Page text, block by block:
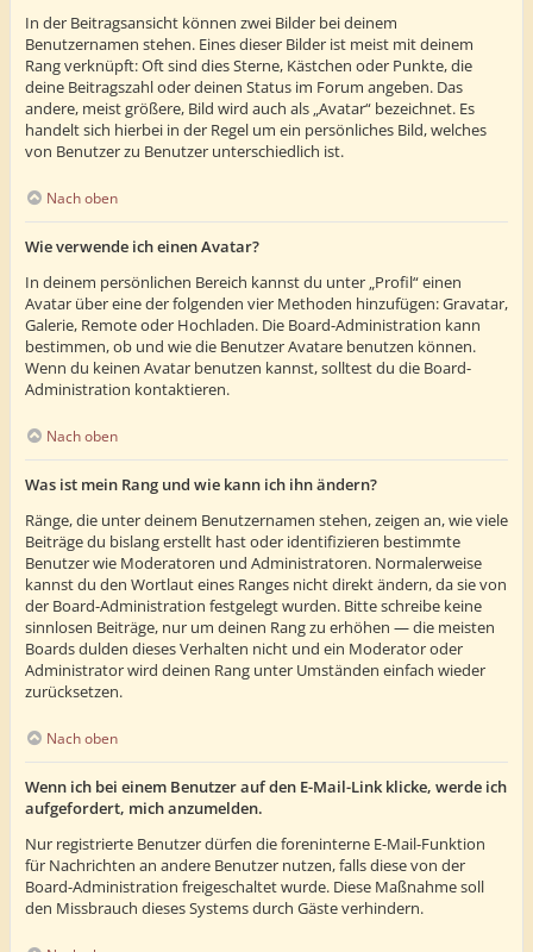
In der Beitragsansicht können zwei Bilder bei deinem
Benutzernamen stehen. Eines dieser Bilder ist meist mit deinem
Rang verknüpft: Oft sind dies Sterne, Kästchen oder Punkte, die
deine Beitragszahl oder deinen Status im Forum angeben. Das
andere, meist größere, Bild wird auch als „Avatar“ bezeichnet. Es
handelt sich hierbei in der Regel um ein persönliches Bild, welches
von Benutzer zu Benutzer unterschiedlich ist.
Nach oben
Wie verwende ich einen Avatar?
In deinem persönlichen Bereich kannst du unter „Profil“ einen
Avatar über eine der folgenden vier Methoden hinzufügen: Gravatar,
Galerie, Remote oder Hochladen. Die Board-Administration kann
bestimmen, ob und wie die Benutzer Avatare benutzen können.
Wenn du keinen Avatar benutzen kannst, solltest du die Board-
Administration kontaktieren.
Nach oben
Was ist mein Rang und wie kann ich ihn ändern?
Ränge, die unter deinem Benutzernamen stehen, zeigen an, wie viele
Beiträge du bislang erstellt hast oder identifizieren bestimmte
Benutzer wie Moderatoren und Administratoren. Normalerweise
kannst du den Wortlaut eines Ranges nicht direkt ändern, da sie von
der Board-Administration festgelegt wurden. Bitte schreibe keine
sinnlosen Beiträge, nur um deinen Rang zu erhöhen — die meisten
Boards dulden dieses Verhalten nicht und ein Moderator oder
Administrator wird deinen Rang unter Umständen einfach wieder
zurücksetzen.
Nach oben
Wenn ich bei einem Benutzer auf den E-Mail-Link klicke, werde ich
aufgefordert, mich anzumelden.
Nur registrierte Benutzer dürfen die foreninterne E-Mail-Funktion
für Nachrichten an andere Benutzer nutzen, falls diese von der
Board-Administration freigeschaltet wurde. Diese Maßnahme soll
den Missbrauch dieses Systems durch Gäste verhindern.